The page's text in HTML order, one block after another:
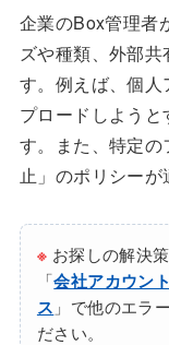
企業のBox管理者
ズや種類、外部
す。例えば、個
プロードしよう
す。また、特定
止」のポリシーが
※ お探しの解決
「会社アカウン
ス 」で他のエラ
ださい。